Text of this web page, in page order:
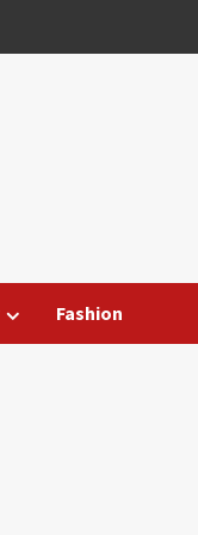
Fashion